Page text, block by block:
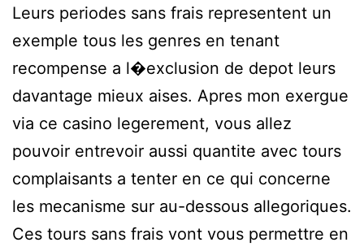
Leurs periodes sans frais representent un
exemple tous les genres en tenant
recompense a l�exclusion de depot leurs
davantage mieux aises. Apres mon exergue
via ce casino legerement, vous allez
pouvoir entrevoir aussi quantite avec tours
complaisants a tenter en ce qui concerne
les mecanisme sur au-dessous allegoriques.
Ces tours sans frais vont vous permettre en